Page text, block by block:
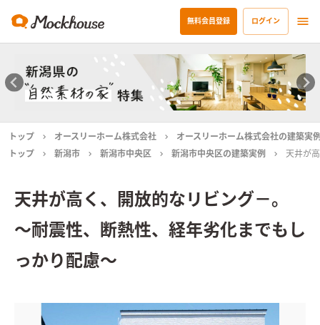
無料会員登録 ログイン
トップ オースリーホーム株式会社
オースリーホーム株式会社の建築実
トップ
新潟市 新潟市中央区 新潟市中央区の建築実例 天井が
天井が高く、開放的なリビング－。
～耐震性、断熱性、経年劣化までもし
っかり配慮～